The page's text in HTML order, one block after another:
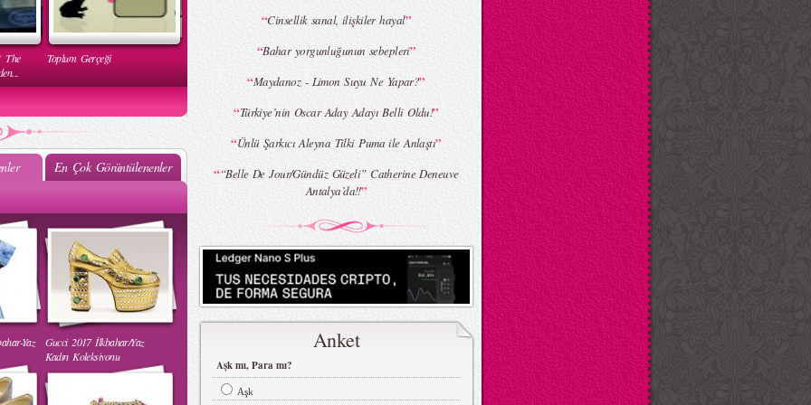
The
Toplum Gerçeği
2015 Defilesi
Burçe Bekrek - MBFWI Yaz
2015 Defilesi
En Çok Görüntülenenler
Yaz
Gucci 2017 İlkbahar/Yaz
Kadın Koleksiyonu
“Cinsellik sanal, ilişkiler hayal”
“Bahar yorgunluğunun sebepleri”
“Maydanoz - Limon Suyu Ne Yapar?”
“Türkiye’nin Oscar Aday Adayı Belli Oldu!”
“Ünlü Şarkıcı Aleyna Tilki Puma ile Anlaştı”
““Belle De Jour/Gündüz Güzeli” Catherine Deneuve
Antalya’da!!”
Anket
Aşk mı, Para mı?
Aşk